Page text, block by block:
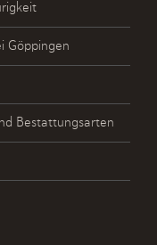
Göppingen
Bestattungsarten